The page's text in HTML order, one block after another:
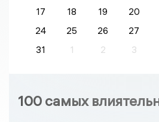
17 18 19 20
24
25 26 27
31
1 2 3
100 самых